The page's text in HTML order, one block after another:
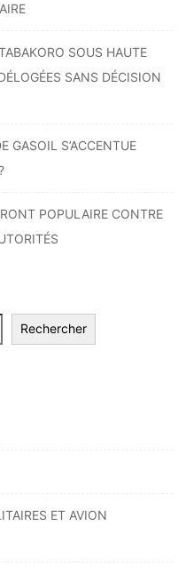
SOUS HAUTE
SANS DÉCISION
GASOIL S’ACCENTUE
POPULAIRE CONTRE
Rechercher
ET AVION